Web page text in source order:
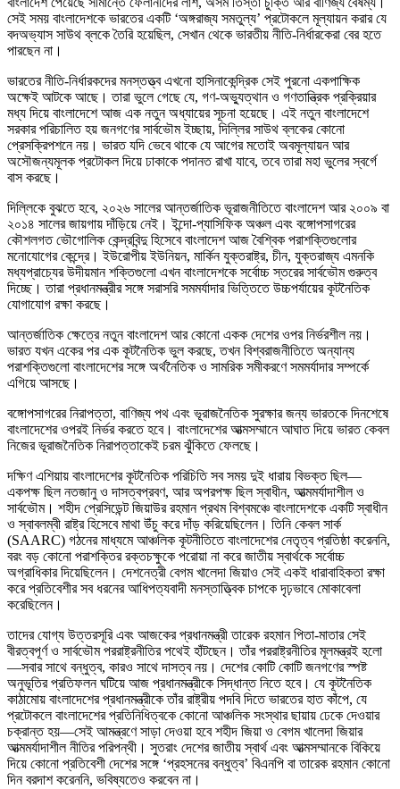
সেই সময় বাংলাদেশকে ভারতের একটি ‘অঙ্গরাজ্য সমতুল্য’ প্রটোকলে মূল্যায়ন করার যে
বদঅভ্যাস সাউথ ব্লকে তৈরি হয়েছিল, সেখান থেকে ভারতীয় নীতি-নির্ধারকেরা বের হতে
পারছেন না।
ভারতের নীতি-নির্ধারকদের মনস্তত্ত্ব এখনো হাসিনাকেন্দ্রিক সেই পুরনো একপাক্ষিক
অক্ষেই আটকে আছে। তারা ভুলে গেছে যে, গণ-অভ্যুত্থান ও গণতান্ত্রিক প্রক্রিয়ার
মধ্য দিয়ে বাংলাদেশে আজ এক নতুন অধ্যায়ের সূচনা হয়েছে। এই নতুন বাংলাদেশে
সরকার পরিচালিত হয় জনগণের সার্বভৌম ইচ্ছায়, দিল্লির সাউথ ব্লকের কোনো
প্রেসক্রিপশনে নয়। ভারত যদি ভেবে থাকে যে আগের মতোই অবমূল্যায়ন আর
অসৌজন্যমূলক প্রটোকল দিয়ে ঢাকাকে পদানত রাখা যাবে, তবে তারা মহা ভুলের স্বর্গে
বাস করছে।
দিল্লিকে বুঝতে হবে, ২০২৬ সালের আন্তর্জাতিক ভূরাজনীতিতে বাংলাদেশ আর ২০০৯ বা
২০১৪ সালের জায়গায় দাঁড়িয়ে নেই। ইন্দো-প্যাসিফিক অঞ্চল এবং বঙ্গোপসাগরের
কৌশলগত ভৌগোলিক কেন্দ্রবিন্দু হিসেবে বাংলাদেশ আজ বৈশ্বিক পরাশক্তিগুলোর
মনোযোগের কেন্দ্রে। ইউরোপীয় ইউনিয়ন, মার্কিন যুক্তরাষ্ট্র, চীন, যুক্তরাজ্য এমনকি
মধ্যপ্রাচ্যের উদীয়মান শক্তিগুলো এখন বাংলাদেশকে সর্বোচ্চ স্তরের সার্বভৌম গুরুত্ব
দিচ্ছে। তারা প্রধানমন্ত্রীর সঙ্গে সরাসরি সমমর্যাদার ভিত্তিতে উচ্চপর্যায়ের কূটনৈতিক
যোগাযোগ রক্ষা করছে।
আন্তর্জাতিক ক্ষেত্রে নতুন বাংলাদেশ আর কোনো একক দেশের ওপর নির্ভরশীল নয়।
ভারত যখন একের পর এক কূটনৈতিক ভুল করছে, তখন বিশ্বরাজনীতিতে অন্যান্য
পরাশক্তিগুলো বাংলাদেশের সঙ্গে অর্থনৈতিক ও সামরিক সমীকরণে সমমর্যাদার সম্পর্কে
এগিয়ে আসছে।
বঙ্গোপসাগরের নিরাপত্তা, বাণিজ্য পথ এবং ভূরাজনৈতিক সুরক্ষার জন্য ভারতকে দিনশেষে
বাংলাদেশের ওপরই নির্ভর করতে হবে। বাংলাদেশের আত্মসম্মানে আঘাত দিয়ে ভারত কেবল
নিজের ভূরাজনৈতিক নিরাপত্তাকেই চরম ঝুঁকিতে ফেলছে।
দক্ষিণ এশিয়ায় বাংলাদেশের কূটনৈতিক পরিচিতি সব সময় দুই ধারায় বিভক্ত ছিল—
একপক্ষ ছিল নতজানু ও দাসত্বপ্রবণ, আর অপরপক্ষ ছিল স্বাধীন, আত্মমর্যাদাশীল ও
সার্বভৌম। শহীদ প্রেসিডেন্ট জিয়াউর রহমান প্রথম বিশ্বমঞ্চে বাংলাদেশকে একটি স্বাধীন
ও স্বাবলম্বী রাষ্ট্র হিসেবে মাথা উঁচু করে দাঁড় করিয়েছিলেন। তিনি কেবল সার্ক
(SAARC) গঠনের মাধ্যমে আঞ্চলিক কূটনীতিতে বাংলাদেশের নেতৃত্ব প্রতিষ্ঠা করেননি,
বরং বড় কোনো পরাশক্তির রক্তচক্ষুকে পরোয়া না করে জাতীয় স্বার্থকে সর্বোচ্চ
অগ্রাধিকার দিয়েছিলেন। দেশনেত্রী বেগম খালেদা জিয়াও সেই একই ধারাবাহিকতা রক্ষা
করে প্রতিবেশীর সব ধরনের আধিপত্যবাদী মনস্তাত্ত্বিক চাপকে দৃঢ়ভাবে মোকাবেলা
করেছিলেন।
তাদের যোগ্য উত্তরসূরি এবং আজকের প্রধানমন্ত্রী তারেক রহমান পিতা-মাতার সেই
বীরত্বপূর্ণ ও সার্বভৌম পররাষ্ট্রনীতির পথেই হাঁটছেন। তাঁর পররাষ্ট্রনীতির মূলমন্ত্রই হলো
—সবার সাথে বন্ধুত্ব, কারও সাথে দাসত্ব নয়। দেশের কোটি কোটি জনগণের স্পষ্ট
অনুভূতির প্রতিফলন ঘটিয়ে আজ প্রধানমন্ত্রীকে সিদ্ধান্ত নিতে হবে। যে কূটনৈতিক
কাঠামোয় বাংলাদেশের প্রধানমন্ত্রীকে তাঁর রাষ্ট্রীয় পদবি দিতে ভারতের হাত কাঁপে, যে
প্রটোকলে বাংলাদেশের প্রতিনিধিত্বকে কোনো আঞ্চলিক সংস্থার ছায়ায় ঢেকে দেওয়ার
চক্রান্ত হয়—সেই আমন্ত্রণে সাড়া দেওয়া হবে শহীদ জিয়া ও বেগম খালেদা জিয়ার
আত্মমর্যাদাশীল নীতির পরিপন্থী। সুতরাং দেশের জাতীয় স্বার্থ এবং আত্মসম্মানকে বিকিয়ে
দিয়ে কোনো প্রতিবেশী দেশের সঙ্গে ‘প্রহসনের বন্ধুত্ব’ বিএনপি বা তারেক রহমান কোনো
দিন বরদাশ করেননি, ভবিষ্যতেও করবেন না।